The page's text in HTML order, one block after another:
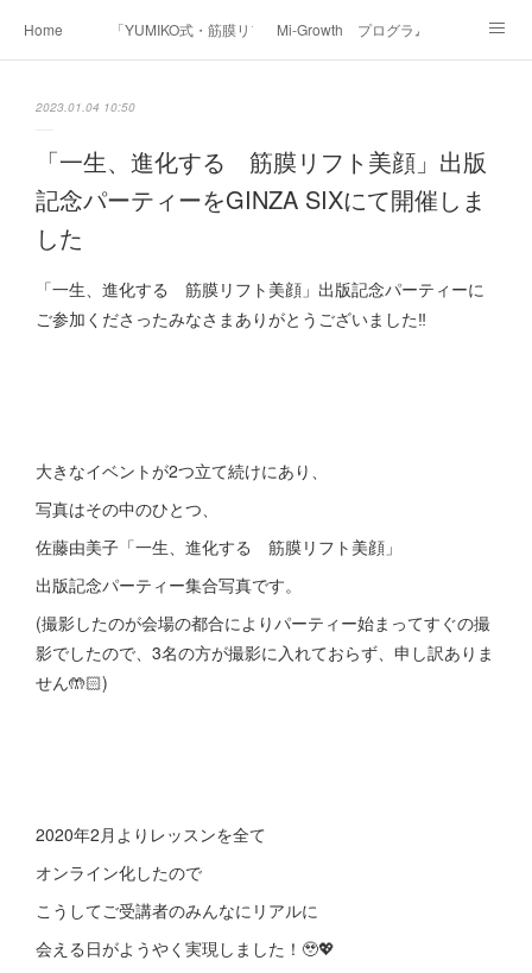
Home 「YUMIKO式・筋膜リフト美顔」Mi-Growth プログラム
2023.01.04 10:50
「一生、進化する 筋膜リフト美顔」出版
記念パーティーをGINZA SIXにて開催しま
した
「一生、進化する 筋膜リフト美顔」出版記念パーティーに
ご参加くださったみなさまありがとうございました‼︎
大きなイベントが2つ立て続けにあり、
写真はその中のひとつ、
佐藤由美子「一生、進化する 筋膜リフト美顔」
出版記念パーティー集合写真です。
(撮影したのが会場の都合によりパーティー始まってすぐの撮
影でしたので、3名の方が撮影に入れておらず、申し訳ありま
せん🤲🏻)
2020年2月よりレッスンを全て
オンライン化したので
こうしてご受講者のみんなにリアルに
会える日がようやく実現しました！🥹💖